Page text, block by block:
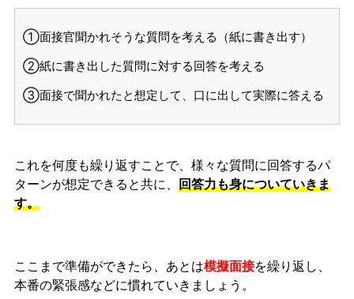
①面接官聞かれそうな質問を考える（紙に書き出す）
②紙に書き出した質問に対する回答を考える
③面接で聞かれたと想定して、口に出して実際に答える
これを何度も繰り返すことで、様々な質問に回答するパ
ターンが想定できると共に、 回答力も身についていきま
す。
ここまで準備ができたら、あとは模擬面接を繰り返し、
本番の緊張感などに慣れていきましょう。